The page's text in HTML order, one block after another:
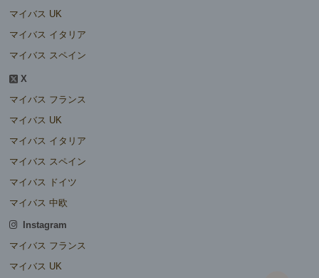
マイバス UK
マイバス イタリア
マイバス スペイン
X
マイバス フランス
マイバス UK
マイバス イタリア
マイバス スペイン
マイバス ドイツ
マイバス 中欧
Instagram
マイバス フランス
マイバス UK